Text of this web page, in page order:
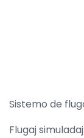
Sistemo de
Flugaj